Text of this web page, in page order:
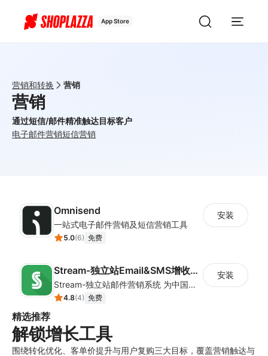
App Store
营销和转换 营销
营销
通过短信/邮件精准触达目标客户
电子邮件营销短信营销
Omnisend
一站式电子邮件营销及短信营销工具
5.0(6) 免费
安装
Stream-独立站Email&SMS增收营销系统
Stream-独立站邮件营销系统 为中国独立站卖家精心定制的邮件营销策略，中国版mailchimp，中国版 Omnisend，中国版klaviyo。
4.8(4) 免费
安装
精选推荐
解锁增长工具
围绕转化优化、客单价提升与用户复购三大目标，覆盖营销触达与